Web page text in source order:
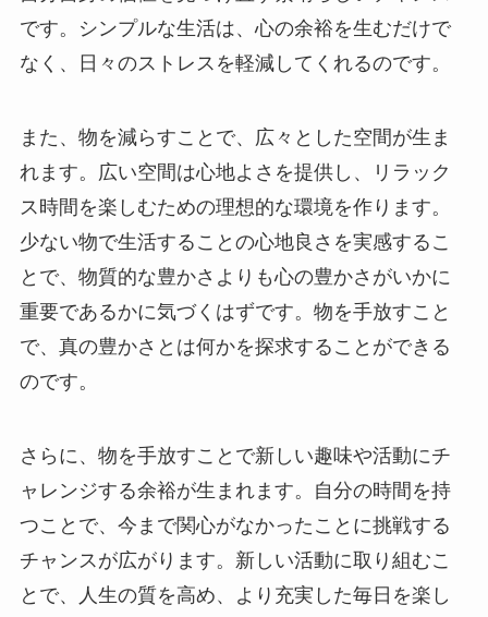
です。シンプルな生活は、心の余裕を生むだけで
なく、日々のストレスを軽減してくれるのです。
また、物を減らすことで、広々とした空間が生ま
れます。広い空間は心地よさを提供し、リラック
ス時間を楽しむための理想的な環境を作ります。
少ない物で生活することの心地良さを実感するこ
とで、物質的な豊かさよりも心の豊かさがいかに
重要であるかに気づくはずです。物を手放すこと
で、真の豊かさとは何かを探求することができる
のです。
さらに、物を手放すことで新しい趣味や活動にチ
ャレンジする余裕が生まれます。自分の時間を持
つことで、今まで関心がなかったことに挑戦する
チャンスが広がります。新しい活動に取り組むこ
とで、人生の質を高め、より充実した毎日を楽し